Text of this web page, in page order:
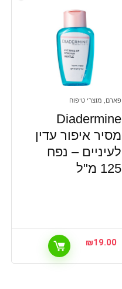
פארם, מוצרי טיפוח
Diadermine
מסיר איפור עדין
לעיניים – נפח
125 מ"ל
₪19.00